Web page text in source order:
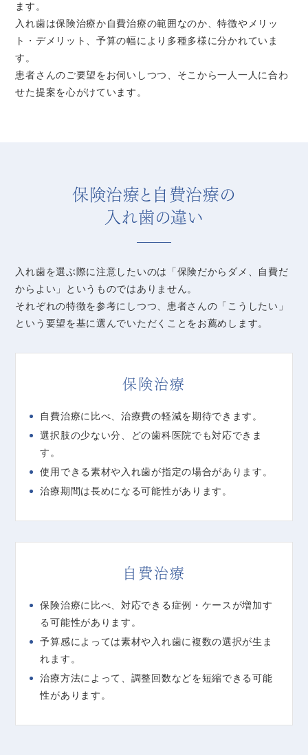
ます。
入れ歯は保険治療か自費治療の範囲なのか、特徴やメリッ
ト・デメリット、予算の幅により多種多様に分かれていま
す。
患者さんのご要望をお伺いしつつ、そこから一人一人に合わ
せた提案を心がけています。
保険治療と自費治療の
入れ歯の違い
入れ歯を選ぶ際に注意したいのは「保険だからダメ、自費だ
からよい」というものではありません。
それぞれの特徴を参考にしつつ、患者さんの「こうしたい」
という要望を基に選んでいただくことをお薦めします。
保険治療
自費治療に比べ、治療費の軽減を期待できます。
選択肢の少ない分、どの歯科医院でも対応できま
す。
使用できる素材や入れ歯が指定の場合があります。
治療期間は長めになる可能性があります。
自費治療
保険治療に比べ、対応できる症例・ケースが増加す
る可能性があります。
予算感によっては素材や入れ歯に複数の選択が生ま
れます。
治療方法によって、調整回数などを短縮できる可能
性があります。